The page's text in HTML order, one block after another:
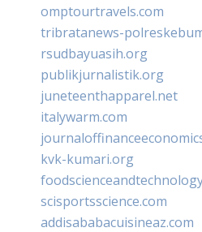
omptourtravels.com
tribratanews-
rsudbayuasih.org
publikjurnalistik.org
juneteenthapparel.net
italywarm.com
kvk-kumari.org
scisportsscience.com
addisababacuisineaz.com